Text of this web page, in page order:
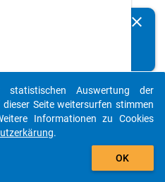
s
-
zw
eit
clear
auto_stories
add_shopping_cart
statistischen Auswertung der
Seite weitersurfen stimmen
Informationen zu Cookies
.
OK